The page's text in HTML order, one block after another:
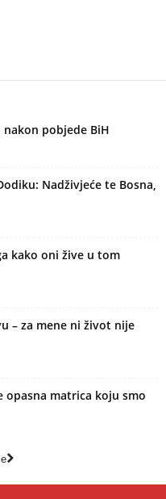
pobjede BiH
Nadživjeće te Bosna,
kako oni žive u tom
– za mene ni život nije
opasna matrica koju smo